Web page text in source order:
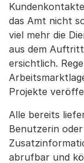
das Amt nicht
viel mehr die
aus dem
ersichtlich.
Projekte
Alle bereits
Benutzerin
abrufbar und